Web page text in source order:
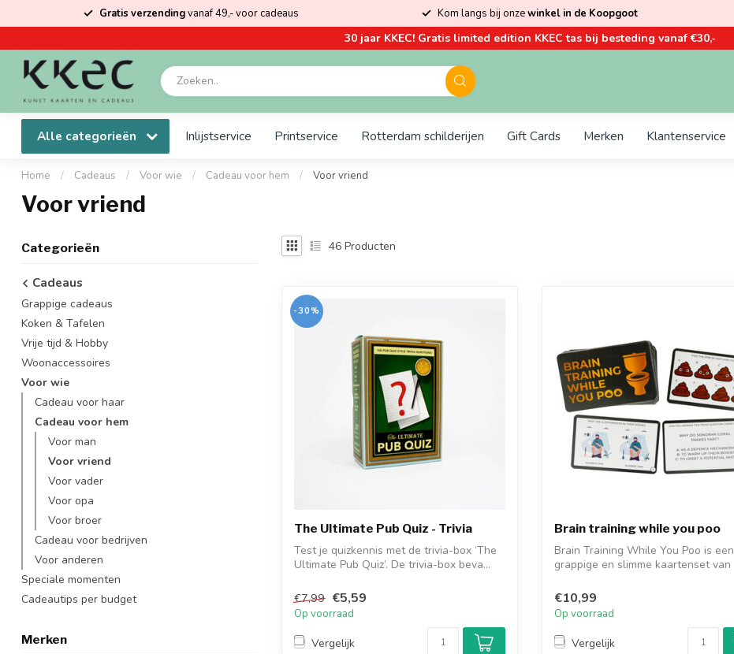
Gratis verzendingvanaf 49,- voor cadeaus Kom langs bij onzewinkel in de Koopgoot
30 jaar KKEC! Gratis limited edition KKEC tas bij besteding vanaf €30,-
Alle categorieën Inlijstservice Printservice Rotterdam schilderijen Gift Cards Merken Klantenservice
Home / Cadeaus / Voor wie / Cadeau voor hem / Voor vriend
Voor vriend
Categorieën
Cadeaus
Grappige cadeaus
Koken & Tafelen
Vrije tijd & Hobby
Woonaccessoires
Voor wie
Cadeau voor haar
Cadeau voor hem
Voor man
Voor vriend
Voor vader
Voor opa
Voor broer
Cadeau voor bedrijven
Voor anderen
Speciale momenten
Cadeautips per budget
Merken
46 Producten
-30%
The Ultimate Pub Quiz - Trivia
Test je quizkennis met de trivia-box ‘The
Ultimate Pub Quiz’. De trivia-box beva...
€7,99 €5,59
Op voorraad
Vergelijk
Brain training while you poo
Brain Training While You Poo is een
grappige en slimme kaartenset van
€10,99
Op voorraad
Vergelijk